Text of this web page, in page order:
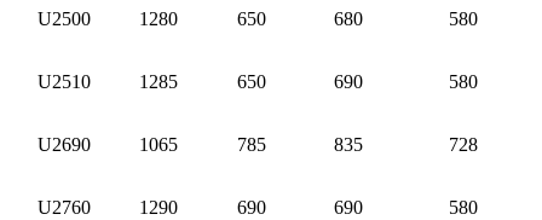
U2500 1280 650 680 580
U2510 1285 650 690 580
U2690 1065 785 835 728
U2760 1290 690 690 580